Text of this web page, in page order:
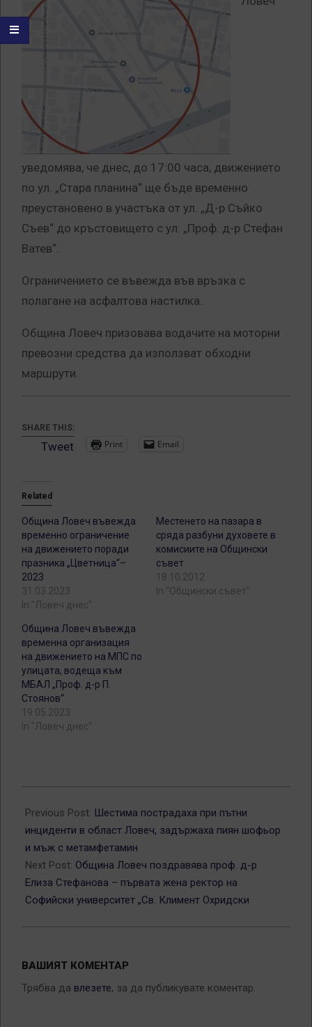
уведомява, че днес, до 17:00 часа, движението
по ул. „Стара планина“ ще бъде временно
преустановено в участъка от ул. „Д-р Съйко
Съев“ до кръстовището с ул. „Проф. д-р Стефан
Ватев“.
Ограничението се въвежда във връзка с
полагане на асфалтова настилка.
Община Ловеч призовава водачите на моторни
превозни средства да използват обходни
маршрути.
SHARE THIS:
Tweet Print Email
Related
Община Ловеч въвежда
временно ограничение
на движението поради
празника „Цветница“–
2023
31.03.2023
In "Ловеч днес"
Местенето на пазара в
сряда разбуни духовете в
комисиите на Общински
съвет
18.10.2012
In "Общински съвет"
Община Ловеч въвежда
временна организация
на движението на МПС по
улицата, водеща към
МБАЛ „Проф. д-р П.
Стоянов“
19.05.2023
In "Ловеч днес"
07-
08
Previous Post: Шестима пострадаха при пътни
инциденти в област Ловеч, задържаха пиян шофьор
и мъж с метамфетамин
Next Post: Община Ловеч поздравява проф. д-р
Елиза Стефанова – първата жена ректор на
Софийски университет „Св. Климент Охридски
ВАШИЯТ КОМЕНТАР
Трябва да влезете, за да публикувате коментар.